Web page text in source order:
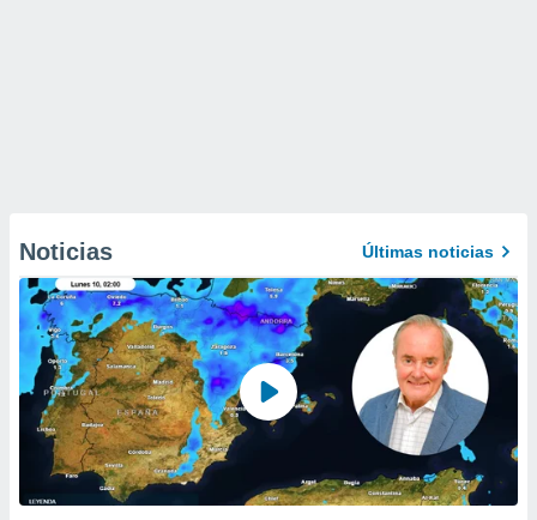
Noticias Últimas noticias